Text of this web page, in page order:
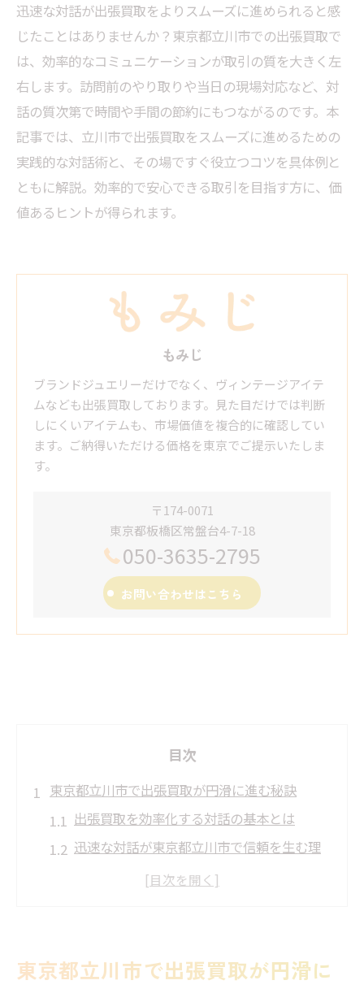
迅速な対話が出張買取をよりスムーズに進められると感
じたことはありませんか？東京都立川市での出張買取で
は、効率的なコミュニケーションが取引の質を大きく左
右します。訪問前のやり取りや当日の現場対応など、対
話の質次第で時間や手間の節約にもつながるのです。本
記事では、立川市で出張買取をスムーズに進めるための
実践的な対話術と、その場ですぐ役立つコツを具体例と
ともに解説。効率的で安心できる取引を目指す方に、価
値あるヒントが得られます。
もみじ
ブランドジュエリーだけでなく、ヴィンテージアイテ
ムなども出張買取しております。見た目だけでは判断
しにくいアイテムも、市場価値を複合的に確認してい
ます。ご納得いただける価格を東京でご提示いたしま
す。
〒174-0071
東京都板橋区常盤台4-7-18
050-3635-2795
お問い合わせはこちら
目次
東京都立川市で出張買取が円滑に進む秘訣
出張買取を効率化する対話の基本とは
迅速な対話が東京都立川市で信頼を生む理
スムーズな出張買取のための対話力向上法
東京都立川市で出張買取が円滑に